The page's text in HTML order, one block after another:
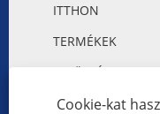
ITTHON
TERMÉKEK
LETÖLTÉS
LÉPJEN
Cookie-kat